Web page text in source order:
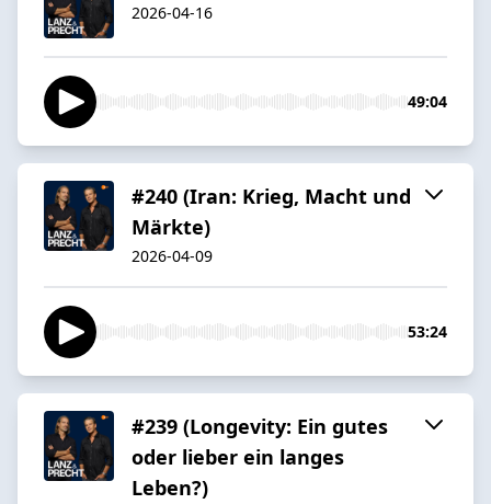
2026-04-16
49:04
#240 (Iran: Krieg, Macht und
Märkte)
2026-04-09
53:24
#239 (Longevity: Ein gutes
oder lieber ein langes
Leben?)